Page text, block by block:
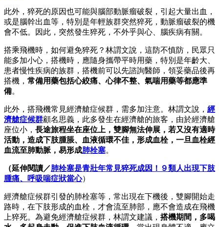
此外，猝死的原因也可能與腦部動脈瘤破裂，引起大量出血，
或是腦幹出血等，特別是年輕族群突然猝死，動脈瘤破裂的機
會不低。因此，突然發生猝死，不外乎與心、腦疾病有關。
搭乘飛機時，如何避免猝死？林謂文說，這防不慎防，民眾只
能多加小心，搭機時，應隨身攜帶平時用藥，特別是年齡大、
患者慢性疾病的族群，搭機前可以先諮詢醫師，領妥藥品後再
搭機， 常備用藥包括心絞痛、心律不整、氣喘用藥等都應準
備。
此外，搭飛機常見經濟艙症候群，需多加注意。林謂文說， 經
濟艙症候群顧名思義，此多發生在經濟艙的旅客，由於經濟艙
座位小， 長途旅程坐在座位上，雙腳無法伸展，若又沒有適時
活動，造成下肢腫脹、血液循環不佳，形成血栓，一旦血栓經
血流至肺動脈，易形成肺栓塞。
（延伸閱讀／肺栓塞是青壯年常見猝死成因！９類人出現下肢
腫痛、呼吸喘症狀當心）
經濟艙症候群引發的肺栓塞等，常出現在下機後，雙腳開始走
路時，在下肢形成的血栓，才會流至肺部，應不會造成在飛機
上猝死。為避免經濟艙症候群，林謂文建議， 搭機期間，多喝